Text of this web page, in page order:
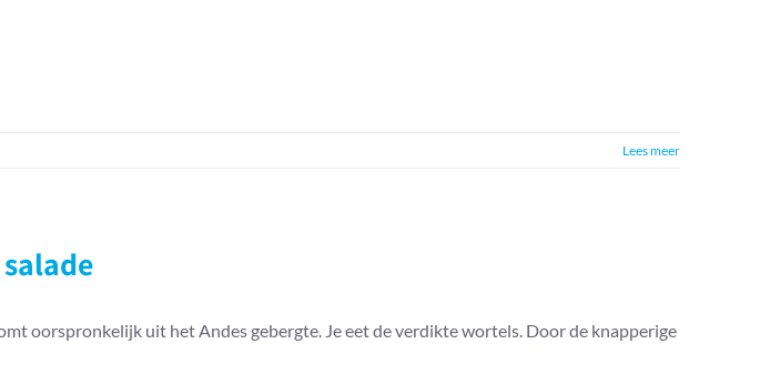
Lees meer
oorspronkelijk uit het Andes gebergte. Je eet de verdikte wortels. Door de knapperige